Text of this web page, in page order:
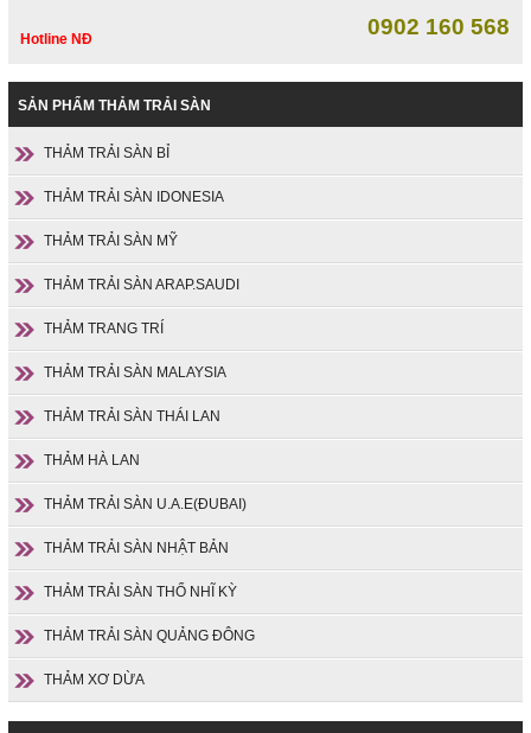
Hotline NĐ 0902 160 568
SẢN PHẨM THẢM TRẢI SÀN
THẢM TRẢI SÀN BỈ
THẢM TRẢI SÀN IDONESIA
THẢM TRẢI SÀN MỸ
THẢM TRẢI SÀN ARAP.SAUDI
THẢM TRANG TRÍ
THẢM TRẢI SÀN MALAYSIA
THẢM TRẢI SÀN THÁI LAN
THẢM HÀ LAN
THẢM TRẢI SÀN U.A.E(ĐUBAI)
THẢM TRẢI SÀN NHẬT BẢN
THẢM TRẢI SÀN THỔ NHĨ KỲ
THẢM TRẢI SÀN QUẢNG ĐÔNG
THẢM XƠ DỪA